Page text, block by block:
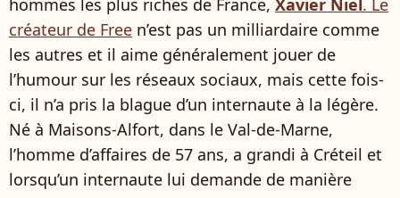
hommes les plus riches de France, Xavier Niel. Le
créateur de Free n’est pas un milliardaire comme
les autres et il aime généralement jouer de
l’humour sur les réseaux sociaux, mais cette fois-
ci, il n’a pris la blague d’un internaute à la légère.
Né à Maisons-Alfort, dans le Val-de-Marne,
l’homme d’affaires de 57 ans, a grandi à Créteil et
lorsqu’un internaute lui demande de manière